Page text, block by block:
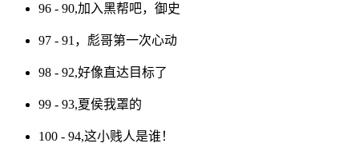
96 - 90,加入黑帮吧，御史
97 - 91，彪哥第一次心动
98 - 92,好像直达目标了
99 - 93,夏侯我罩的
100 - 94,这小贱人是谁！